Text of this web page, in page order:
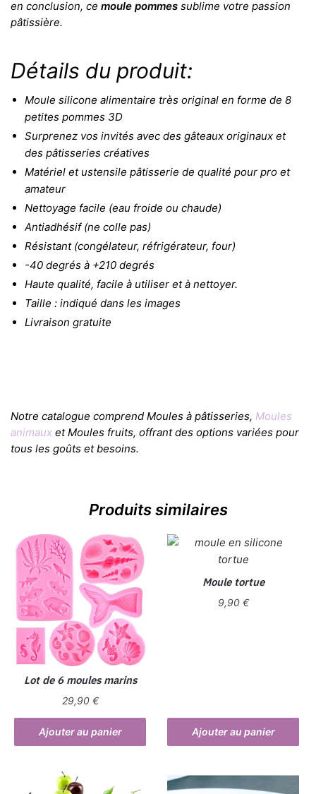
en conclusion, ce moule pommes sublime votre passion
pâtissière.
Détails du produit:
Moule silicone alimentaire très original en forme de 8
petites pommes 3D
Surprenez vos invités avec des gâteaux originaux et
des pâtisseries créatives
Matériel et ustensile pâtisserie de qualité pour pro et
amateur
Nettoyage facile (eau froide ou chaude)
Antiadhésif (ne colle pas)
Résistant (congélateur, réfrigérateur, four)
-40 degrés à +210 degrés
Haute qualité, facile à utiliser et à nettoyer.
Taille : indiqué dans les images
Livraison gratuite
Notre catalogue comprend Moules à pâtisseries, Moules
animaux et Moules fruits, offrant des options variées pour
tous les goûts et besoins.
Produits similaires
Lot de 6 moules marins
29,90 €
Ajouter au panier
Moule tortue
9,90 €
Ajouter au panier